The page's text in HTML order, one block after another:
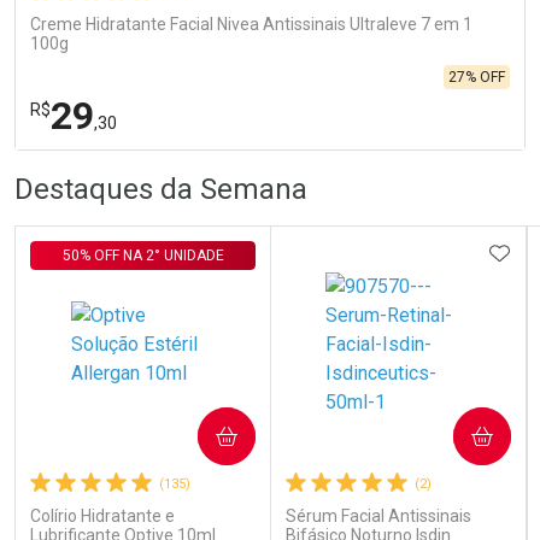
Creme Hidratante Facial Nivea Antissinais Ultraleve 7 em 1
100g
R$29,30
27% OFF
Laboratório
Comprar sem Desconto
Por R$ 29,30/cada
Por Menos
Comprar sem Desconto
Por R$ 29,30/cada
Destaques da Semana
(135)
Colírio Hidratante e
Lubrificante Optive 10ml
50% OFF NA 2° UNIDADE
COMPRAR
(2)
Sérum Facial Antissinais
Bifásico Noturno Isdin
COMPRAR